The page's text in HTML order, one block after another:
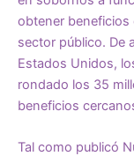
obtener beneficios
sector público. De
Estados Unidos,
rondado los 35
beneficios
Tal como publicó